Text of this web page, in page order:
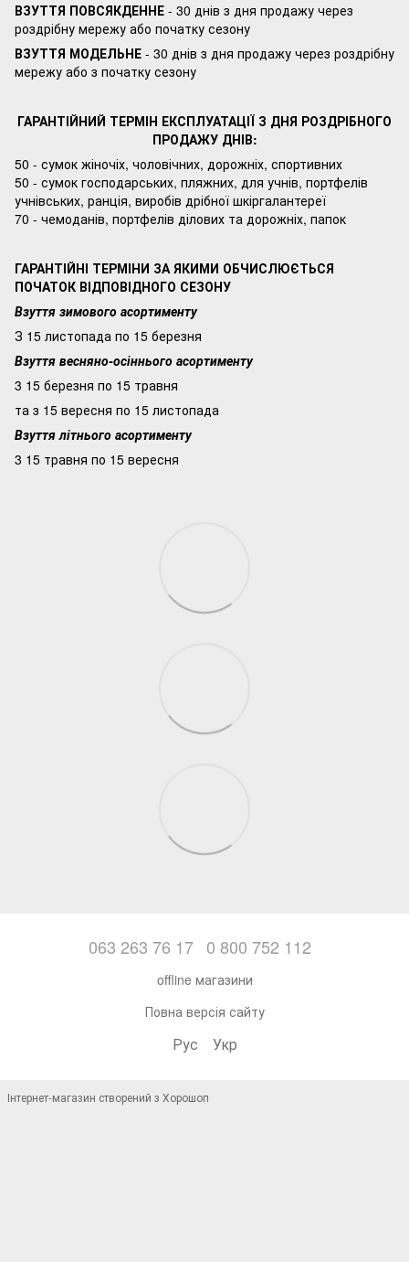
ВЗУТТЯ ПОВСЯКДЕННЕ - 30 днів з дня продажу через
роздрібну мережу або початку сезону
ВЗУТТЯ МОДЕЛЬНЕ - 30 днів з дня продажу через роздрібну
мережу або з початку сезону
ГАРАНТІЙНИЙ ТЕРМІН ЕКСПЛУАТАЦІЇ З ДНЯ РОЗДРІБНОГО
ПРОДАЖУ ДНІВ:
50 - сумок жіночіх, чоловічних, дорожніх, спортивних
50 - сумок господарських, пляжних, для учнів, портфелів
учнівських, ранція, виробів дрібної шкіргалантереї
70 - чемоданів, портфелів ділових та дорожніх, папок
ГАРАНТІЙНІ ТЕРМІНИ ЗА ЯКИМИ ОБЧИСЛЮЄТЬСЯ
ПОЧАТОК ВІДПОВІДНОГО СЕЗОНУ
Взуття зимового асортименту
З 15 листопада по 15 березня
Взуття весняно-осіннього асортименту
3 15 березня по 15 травня
та з 15 вересня по 15 листопада
Взуття літнього асортименту
3 15 травня по 15 вересня
063 263 76 17 0 800 752 112
offline магазини
Повна версія сайту
Рус Укр
Інтернет-магазин створений з Хорошоп